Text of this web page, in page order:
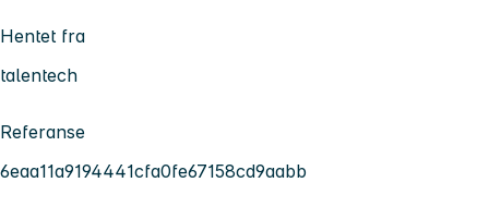
Hentet fra
talentech
Referanse
6eaa11a9194441cfa0fe67158cd9aabb